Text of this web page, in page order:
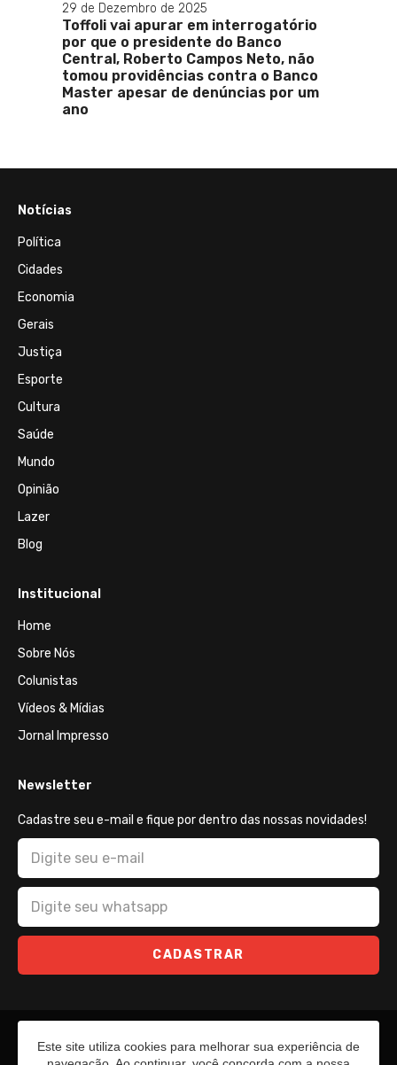
29 de Dezembro de 2025
Toffoli vai apurar em interrogatório
por que o presidente do Banco
Central, Roberto Campos Neto, não
tomou providências contra o Banco
Master apesar de denúncias por um
ano
Notícias
Política
Cidades
Economia
Gerais
Justiça
Esporte
Cultura
Saúde
Mundo
Opinião
Lazer
Blog
Institucional
Home
Sobre Nós
Colunistas
Vídeos & Mídias
Jornal Impresso
Newsletter
Cadastre seu e-mail e fique por dentro das nossas novidades!
CADASTRAR
Este site utiliza cookies para melhorar sua experiência de